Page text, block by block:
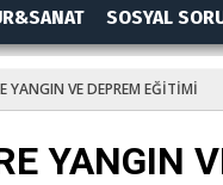
SOSYAL
YANGIN VE DEPREM EĞİTİMİ
YANGIN